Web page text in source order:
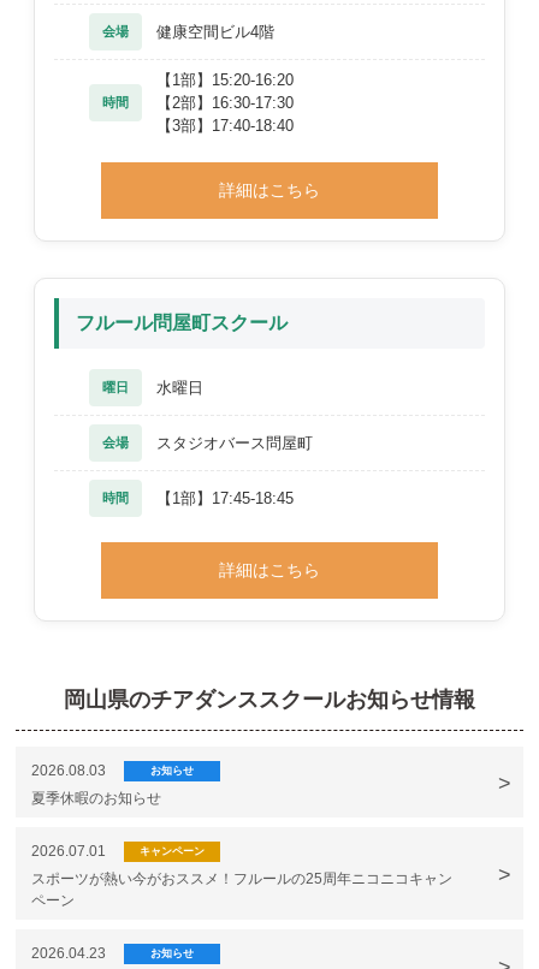
会場 健康空間ビル4階
時間
【1部】15:20-16:20
【2部】16:30-17:30
【3部】17:40-18:40
詳細はこちら
フルール問屋町スクール
曜日 水曜日
会場 スタジオバース問屋町
時間 【1部】17:45-18:45
詳細はこちら
岡山県のチアダンススクールお知らせ情報
2026.08.03 お知らせ
夏季休暇のお知らせ
2026.07.01 キャンペーン
スポーツが熱い今がおススメ！フルールの25周年ニコニコキャン
ペーン
2026.04.23 お知らせ